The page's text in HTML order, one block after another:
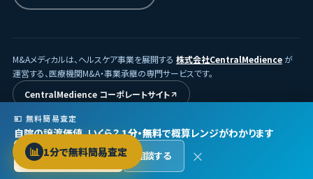
M&Aメディカルは、ヘルスケア事業を展開する 株式会社CentralMedienceが
運営する、医療機関M&A・事業承継の専門サービスです。
CentralMedience コーポレートサイト
株式会社CentralMedience / M&Aメディカル
プライバシーポリシー
利用規約
📊 1分で無料簡易査定
💴 無料簡易査定
自院の譲渡価値、いくら？1分・無料で概算レンジがわかります
無料で査定する →
相談する ×
Protected by reCAPTCHA ·